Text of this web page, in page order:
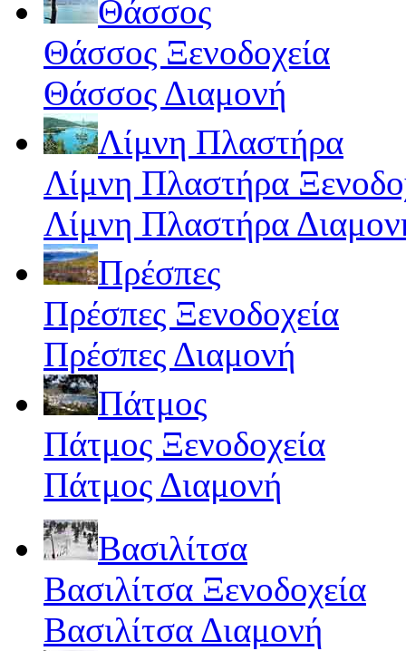
Θάσσος
Θάσσος Ξενοδοχεία
Θάσσος Διαμονή
Λίμνη Πλαστήρα
Λίμνη Πλαστήρα
Λίμνη Πλαστήρα
Πρέσπες
Πρέσπες Ξενοδοχεία
Πρέσπες Διαμονή
Πάτμος
Πάτμος Ξενοδοχεία
Πάτμος Διαμονή
Βασιλίτσα
Βασιλίτσα Ξενοδοχεία
Βασιλίτσα Διαμονή